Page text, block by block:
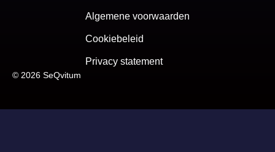
© 2026 SeQvitum
Algemene voorwaarden
Cookiebeleid
Privacy statement